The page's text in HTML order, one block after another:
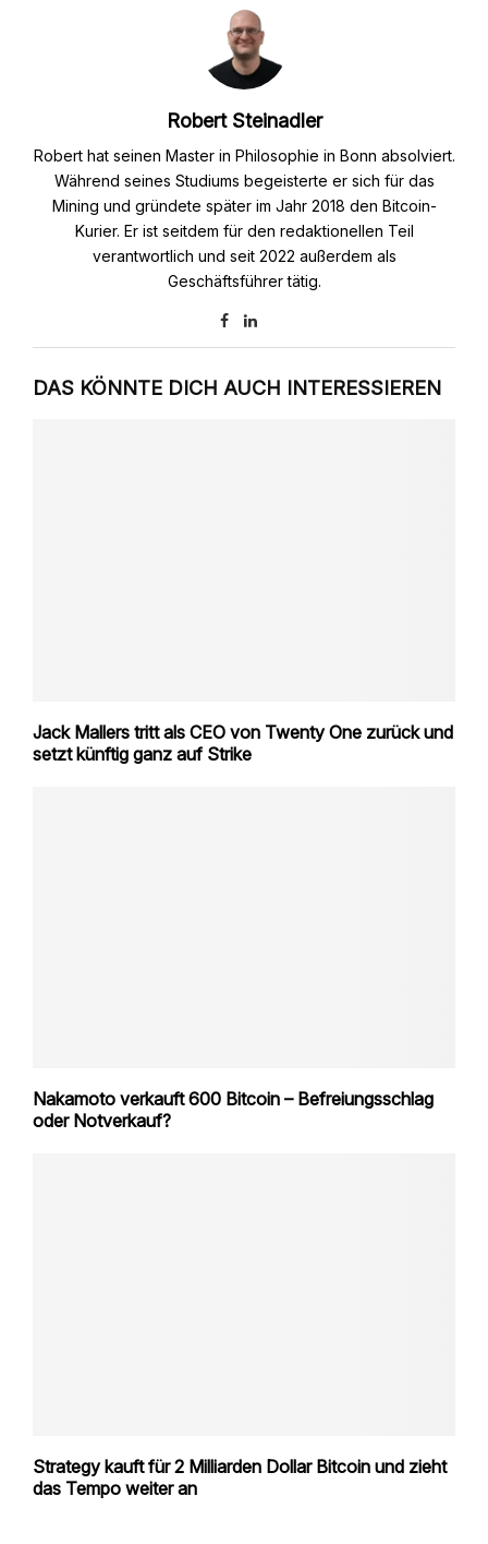
Robert Steinadler
Robert hat seinen Master in Philosophie in Bonn absolviert.
Während seines Studiums begeisterte er sich für das
Mining und gründete später im Jahr 2018 den Bitcoin-
Kurier. Er ist seitdem für den redaktionellen Teil
verantwortlich und seit 2022 außerdem als
Geschäftsführer tätig.
DAS KÖNNTE DICH AUCH INTERESSIEREN
Jack Mallers tritt als CEO von Twenty One zurück und
setzt künftig ganz auf Strike
Nakamoto verkauft 600 Bitcoin – Befreiungsschlag
oder Notverkauf?
Strategy kauft für 2 Milliarden Dollar Bitcoin und zieht
das Tempo weiter an